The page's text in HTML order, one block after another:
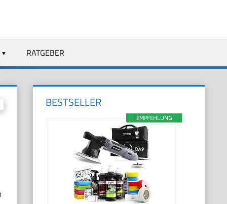
RATGEBER
BESTSELLER
EMPFEHLUNG